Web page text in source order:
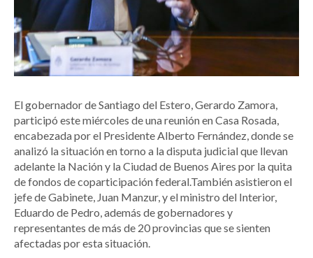
El gobernador de Santiago del Estero, Gerardo Zamora,
participó este miércoles de una reunión en Casa Rosada,
encabezada por el Presidente Alberto Fernández, donde se
analizó la situación en torno a la disputa judicial que llevan
adelante la Nación y la Ciudad de Buenos Aires por la quita
de fondos de coparticipación federal.También asistieron el
jefe de Gabinete, Juan Manzur, y el ministro del Interior,
Eduardo de Pedro, además de gobernadores y
representantes de más de 20 provincias que se sienten
afectadas por esta situación.